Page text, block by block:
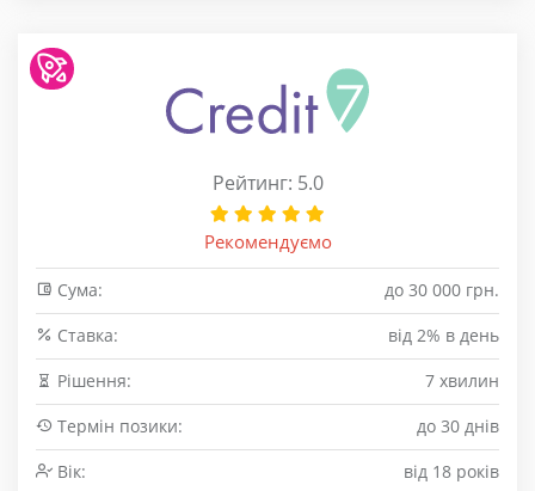
Рейтинг: 5.0
Рекомендуємо
Сума:
до 30 000 грн.
Cтавка:
від 2% в день
Рішення:
7 хвилин
Термін позики:
до 30 днів
Вік:
від 18 років